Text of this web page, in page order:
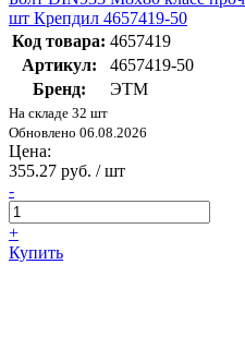
шт Крепдил 4657419-50
Код товара: 4657419
Артикул:
4657419-50
Бренд:
ЭТМ
На складе 32 шт
Обновлено 06.08.2026
Цена:
355.27 руб. / шт
-
+
Купить